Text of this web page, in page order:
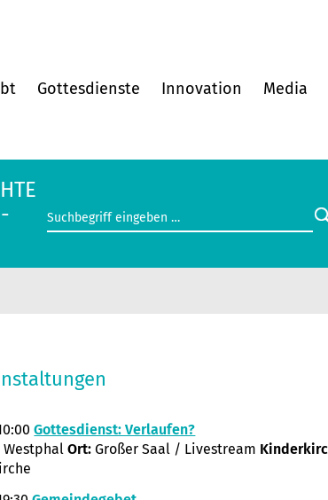
Gottesdienste Innovation Media
Gottesdienst: Verlaufen?
WestphalOrt:Großer Saal / Livestream